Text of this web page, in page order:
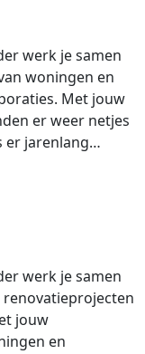
werk je samen
woningen en
Met jouw
er weer netjes
er jarenlang…
werk je samen
jouw
en